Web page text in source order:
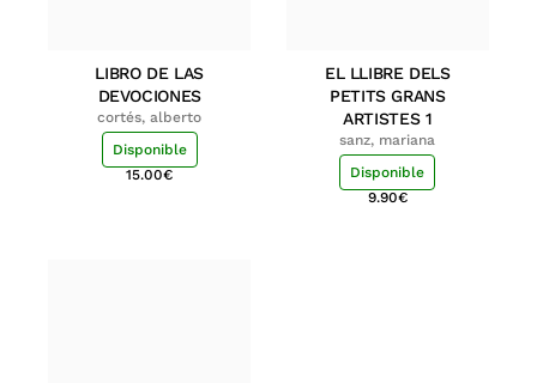
LIBRO DE LAS
DEVOCIONES
cortés, alberto
Disponible
15.00€
EL LLIBRE DELS
PETITS GRANS
ARTISTES 1
sanz, mariana
Disponible
9.90€